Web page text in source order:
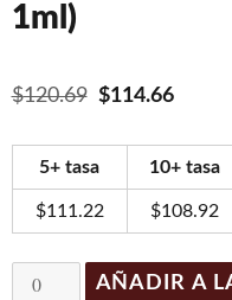
1ml)
$120.69 El
original
era:
$120.69.
$114.66
es:
5+ tasa 10+ tasa
$111.22 $108.92
Teosyal
AÑADIR A